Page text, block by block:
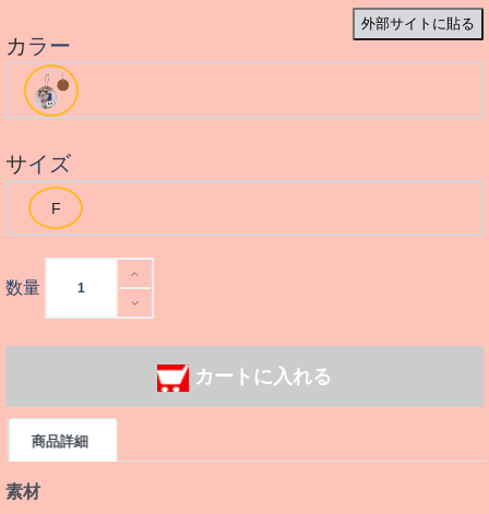
外部サイトに貼る
カラー
サイズ
数量
カートに入れる
商品詳細
素材